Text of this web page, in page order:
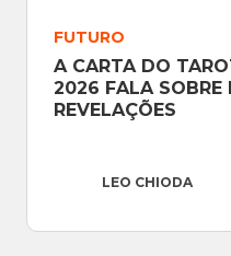
FUTURO
A CARTA DO
2026 FALA SOBRE
REVELAÇÕES
LEO CHIODA